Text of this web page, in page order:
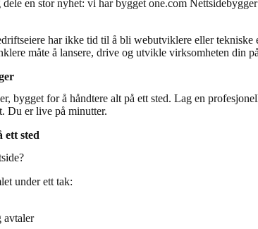
en stor nyhet: vi har bygget one.com
har ikke tid til å bli webutviklere eller tekniske
måte å lansere, drive og utvikle virksomheten din
bygget for å håndtere alt på ett sted. Lag en
Du er live på minutter.
ett sted
under ett tak:
avtaler